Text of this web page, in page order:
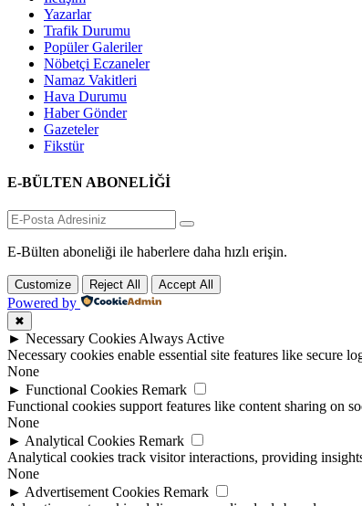
Yazarlar
Trafik Durumu
Popüler Galeriler
Nöbetçi Eczaneler
Namaz Vakitleri
Hava Durumu
Haber Gönder
Gazeteler
Fikstür
E-BÜLTEN ABONELİĞİ
E-Bülten aboneliği ile haberlere daha hızlı erişin.
Customize Reject All Accept All
Powered by
✖
► Necessary Cookies Always Active
Necessary cookies enable essential site features like secure
None
► Functional Cookies Remark
Functional cookies support features like content sharing on
None
► Analytical Cookies Remark
Analytical cookies track visitor interactions, providing
None
► Advertisement Cookies Remark